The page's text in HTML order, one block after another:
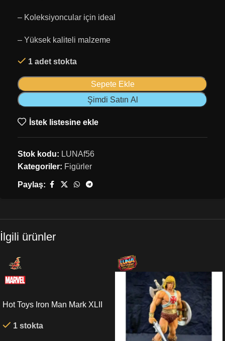
– Koleksiyoncular için ideal
– Yüksek kaliteli malzeme
1 adet stokta
Sepete Ekle
Şimdi Satın Al
İstek listesine ekle
Stok kodu: LUNAf56
Kategoriler: Figürler
Paylaş:
İlgili ürünler
Hot Toys Iron Man Mark XLII
Scale Figure
1 stokta